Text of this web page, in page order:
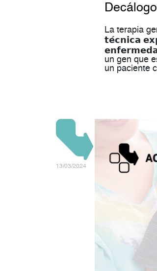
La terapia
𝘁𝗲́𝗰𝗻𝗶𝗰𝗮
un gen que
un paciente
13/03/2024